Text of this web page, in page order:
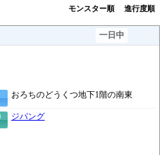
モンスター順 進行度順
一日中
おろちのどうくつ地下1階の南東
ジパング